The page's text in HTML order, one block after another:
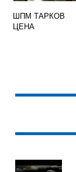
ШПМ ТАРКОВ
ЦЕНА